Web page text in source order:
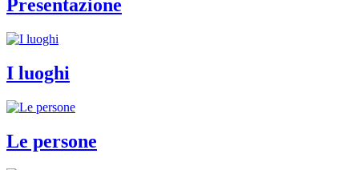
Presentazione
I luoghi
Le persone